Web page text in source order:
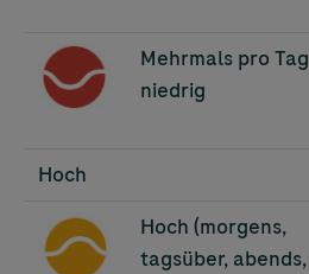
Image
Mehrmals pro Tag
niedrig
Hoch
Image
Hoch (morgens,
tagsüber, abends,